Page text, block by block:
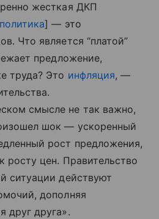
жесткая ДКП
] — это
Что является “платой”
предложение,
труда? Это инфляция, —
смысле не так важно,
шок — ускоренный
рост предложения,
росту цен. Правительство
ситуации действуют
дополняя
друг друга».